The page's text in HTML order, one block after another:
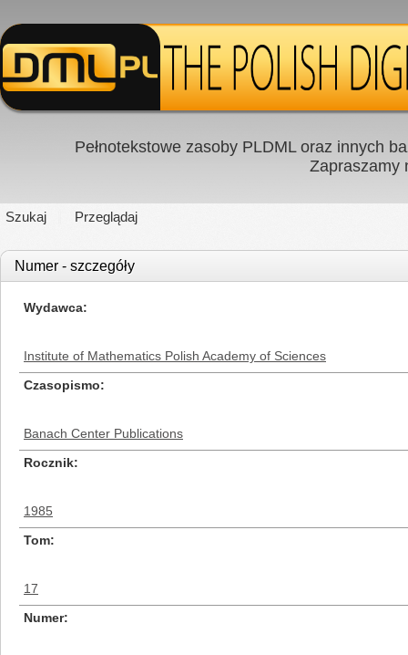
Pełnotekstowe zasoby PLDML oraz innych
Zapraszamy
Szukaj Przeglądaj
Numer - szczegóły
Wydawca
Institute of Mathematics Polish Academy of Sciences
Czasopismo
Banach Center Publications
Rocznik
1985
Tom
17
Numer